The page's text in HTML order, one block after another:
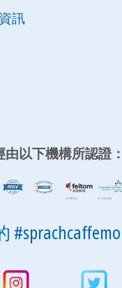
訊
由以下機構所認證：